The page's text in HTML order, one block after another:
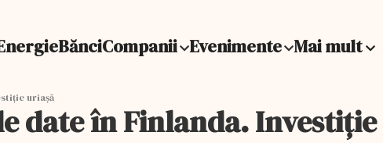
BănciCompanii Evenimente Mai mult
uriașă
date în Finlanda.